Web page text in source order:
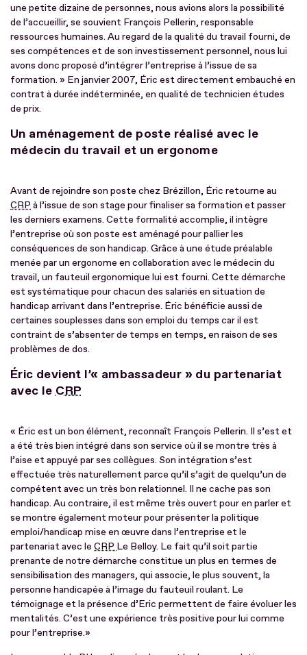
une petite dizaine de personnes, nous avions alors la possibilité
de l’accueillir, se souvient François Pellerin, responsable
ressources humaines. Au regard de la qualité du travail fourni, de
ses compétences et de son investissement personnel, nous lui
avons donc proposé d’intégrer l’entreprise à l’issue de sa
formation. » En janvier 2007, Éric est directement embauché en
contrat à durée indéterminée, en qualité de technicien études
de prix.
Un aménagement de poste réalisé avec le
médecin du travail et un ergonome
Avant de rejoindre son poste chez Brézillon, Éric retourne au
CRP à l’issue de son stage pour finaliser sa formation et passer
les derniers examens. Cette formalité accomplie, il intègre
l’entreprise où son poste est aménagé pour pallier les
conséquences de son handicap. Grâce à une étude préalable
menée par un ergonome en collaboration avec le médecin du
travail, un fauteuil ergonomique lui est fourni. Cette démarche
est systématique pour chacun des salariés en situation de
handicap arrivant dans l’entreprise. Éric bénéficie aussi de
certaines souplesses dans son emploi du temps car il est
contraint de s’absenter de temps en temps, en raison de ses
problèmes de dos.
Éric devient l’« ambassadeur » du partenariat
avec le CRP
« Éric est un bon élément, reconnaît François Pellerin. Il s’est et
a été très bien intégré dans son service où il se montre très à
l’aise et appuyé par ses collègues. Son intégration s’est
effectuée très naturellement parce qu’il s’agit de quelqu’un de
compétent avec un très bon relationnel. Il ne cache pas son
handicap. Au contraire, il est même très ouvert pour en parler et
se montre également moteur pour présenter la politique
emploi/handicap mise en œuvre dans l’entreprise et le
partenariat avec le CRP Le Belloy. Le fait qu’il soit partie
prenante de notre démarche constitue un plus en termes de
sensibilisation des managers, qui associe, le plus souvent, la
personne handicapée à l’image du fauteuil roulant. Le
témoignage et la présence d’Eric permettent de faire évoluer les
mentalités. C’est une expérience très positive pour lui comme
pour l’entreprise.»